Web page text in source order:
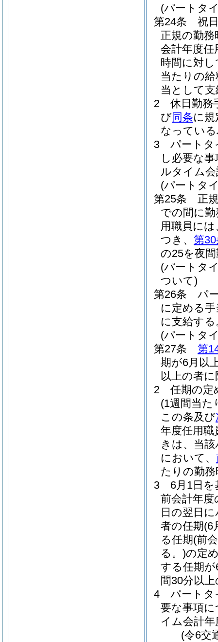
(パートタ
第24条
祝
正規の勤
会計年度
時間に対
当たりの
当として
2
休日勤務
び同条に
なってい
3
パートタ
し必要な
ルタイム
(パートタ
第25条
正
での間に
用職員に
つき、 第
の25を夜
(パートタ
ついて)
第26条
パ
に定める
に支給する
(パートタ
第27条
第
期が6月以
以上の者
2
任期の定
(1週間当た
この条及び
年度任用
きは、当
において、
たりの勤
3
6月1日
前会計年
日の翌日
者の任期(6
る任期(前
る。)の定
する任期
間30分以
4
パートタ
要な事項
イム会計
(令6交